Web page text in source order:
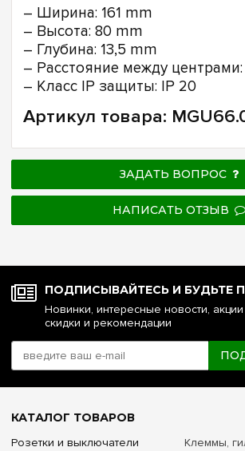
– Ширина: 161 mm
– Высота: 80 mm
– Глубина: 13,5 mm
– Расстояние между
– Класс IP защиты: IP 20
Артикул товара:
ЗАДАТЬ ВОПРОС
НАПИСАТЬ ОТЗЫВ
ПОДПИСЫВАЙТЕСЬ И БУДЬТЕ
Новинки, интересные новости,
скидки и рекомендации
КАТАЛОГ ТОВАРОВ
Розетки и выключатели
Клеммы,